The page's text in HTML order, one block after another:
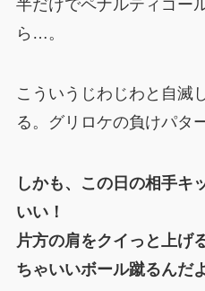
半だけでペナルティゴー
ら…。
こういうじわじわと自滅
る。グリロケの負けパタ
しかも、この日の相手キ
いい！
片方の肩をクイっと上げ
ちゃいいボール蹴るんだ